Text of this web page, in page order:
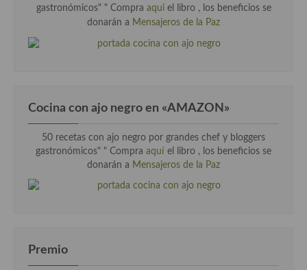
gastronómicos" " Compra aqui el libro , los beneficios se
donarán a Mensajeros de la Paz
Cocina con ajo negro en «AMAZON»
50 recetas con ajo negro por grandes chef y bloggers
gastronómicos" " Compra aquí el libro , los beneficios se
donarán a Mensajeros de la Paz
Premio